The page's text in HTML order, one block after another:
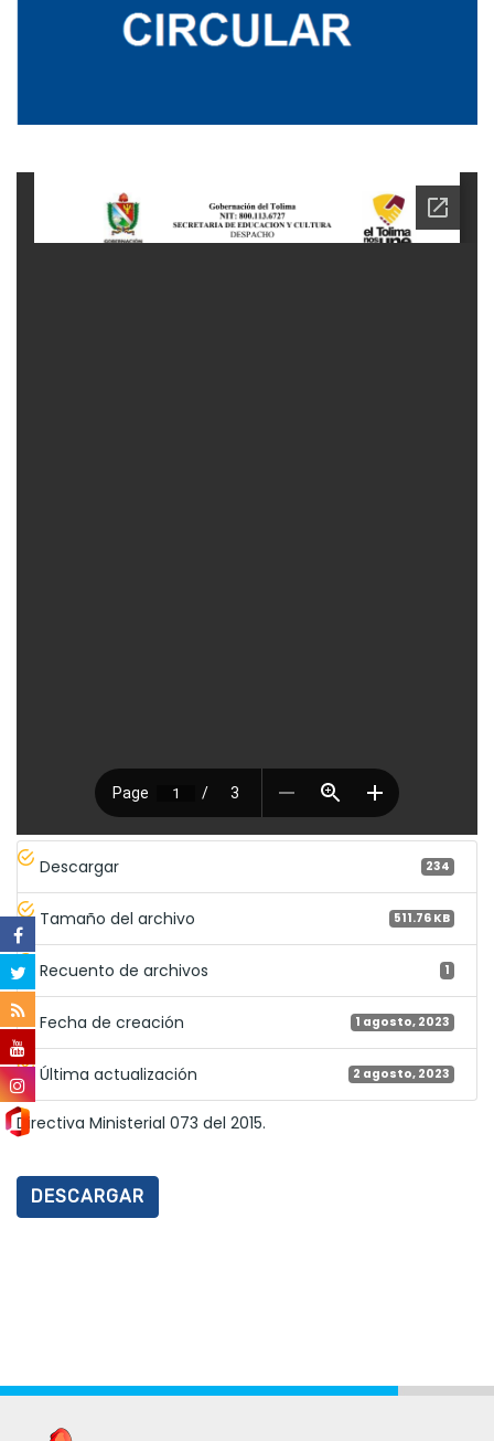
Descargar 234
Tamaño del archivo 511.76 KB
Recuento de archivos 1
Fecha de creación 1 agosto, 2023
Última actualización 2 agosto, 2023
Directiva Ministerial 073 del 2015.
DESCARGAR